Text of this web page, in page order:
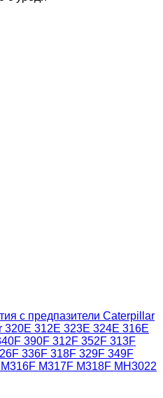
с предпазители Caterpillar
320E 312E 323E 324E 316E
390F 312F 352F 313F
336F 318F 329F 349F
M317F M318F MH3022